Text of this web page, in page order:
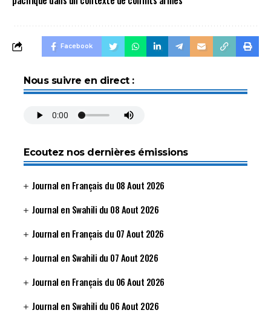
Facebook
Nous suivre en direct :
Ecoutez nos dernières émissions
Journal en Français du 08 Aout 2026
Journal en Swahili du 08 Aout 2026
Journal en Français du 07 Aout 2026
Journal en Swahili du 07 Aout 2026
Journal en Français du 06 Aout 2026
Journal en Swahili du 06 Aout 2026